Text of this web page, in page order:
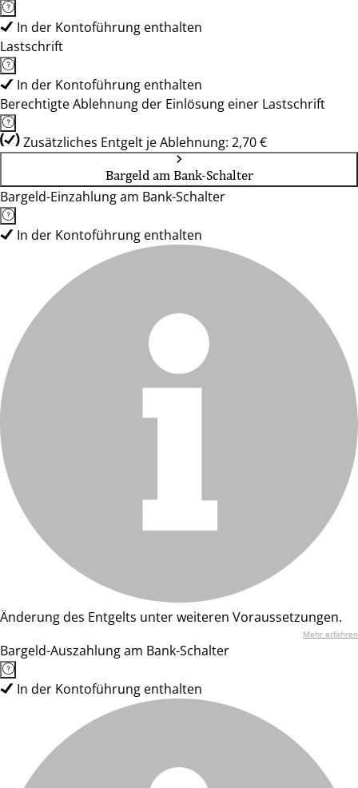
In der Kontoführung enthalten
Lastschrift
In der Kontoführung enthalten
Berechtigte Ablehnung der Einlösung einer Lastschrift
Zusätzliches Entgelt je Ablehnung: 2,70 €
Bargeld am Bank-Schalter
Bargeld-Einzahlung am Bank-Schalter
In der Kontoführung enthalten
Änderung des Entgelts unter weiteren Voraussetzungen.
Mehr erfahren
Bargeld-Auszahlung am Bank-Schalter
In der Kontoführung enthalten